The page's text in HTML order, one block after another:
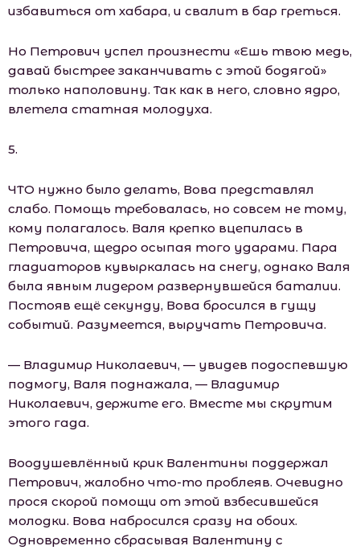
избавиться от хабара, и свалит в бар греться.
Но Петрович успел произнести «Ешь твою медь,
давай быстрее заканчивать с этой бодягой»
только наполовину. Так как в него, словно ядро,
влетела статная молодуха.
5.
ЧТО нужно было делать, Вова представлял
слабо. Помощь требовалась, но совсем не тому,
кому полагалось. Валя крепко вцепилась в
Петровича, щедро осыпая того ударами. Пара
гладиаторов кувыркалась на снегу, однако Валя
была явным лидером развернувшейся баталии.
Постояв ещё секунду, Вова бросился в гущу
событий. Разумеется, выручать Петровича.
— Владимир Николаевич, — увидев подоспевшую
подмогу, Валя поднажала, — Владимир
Николаевич, держите его. Вместе мы скрутим
этого гада.
Воодушевлённый крик Валентины поддержал
Петрович, жалобно что-то проблеяв. Очевидно
прося скорой помощи от этой взбесившейся
молодки. Вова набросился сразу на обоих.
Одновременно сбрасывая Валентину с